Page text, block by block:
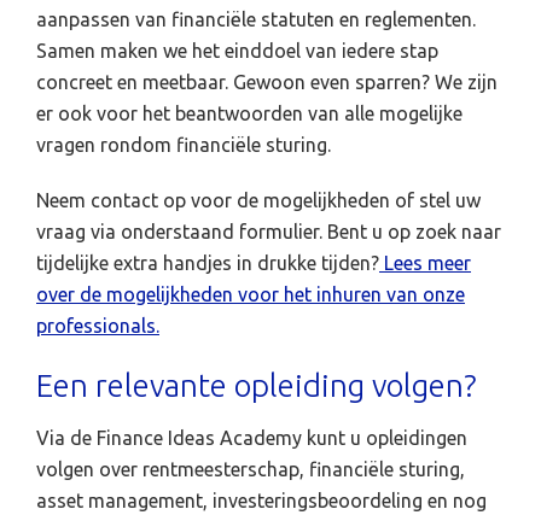
aanpassen van financiële statuten en reglementen.
Samen maken we het einddoel van iedere stap
concreet en meetbaar. Gewoon even sparren? We zijn
er ook voor het beantwoorden van alle mogelijke
vragen rondom financiële sturing.
Neem contact op voor de mogelijkheden of stel uw
vraag via onderstaand formulier. Bent u op zoek naar
tijdelijke extra handjes in drukke tijden? Lees meer
over de mogelijkheden voor het inhuren van onze
professionals.
Een relevante opleiding volgen?
Via de Finance Ideas Academy kunt u opleidingen
volgen over rentmeesterschap, financiële sturing,
asset management, investeringsbeoordeling en nog